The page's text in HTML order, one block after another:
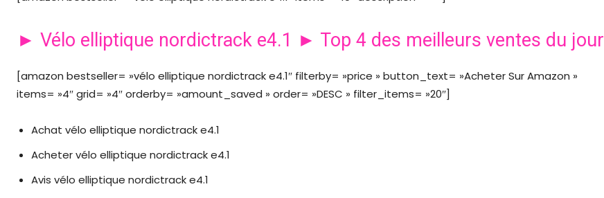
► Vélo elliptique nordictrack e4.1 ► Top 4 des meilleurs ventes du jour
[amazon bestseller= »vélo elliptique nordictrack e4.1″ filterby= »price » button_text= »Acheter Sur Amazon »
items= »4″ grid= »4″ orderby= »amount_saved » order= »DESC » filter_items= »20″]
Achat vélo elliptique nordictrack e4.1
Acheter vélo elliptique nordictrack e4.1
Avis vélo elliptique nordictrack e4.1